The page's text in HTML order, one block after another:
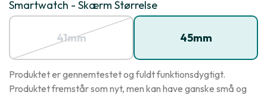
Smartwatch - Skærm Størrelse
41mm 45mm
Produktet er gennemtestet og fuldt funktionsdygtigt.
Produktet fremstår som nyt, men kan have ganske små og